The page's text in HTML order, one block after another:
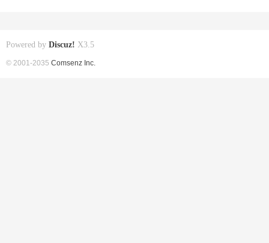
Powered by Discuz! X3.5
© 2001-2035 Comsenz Inc.